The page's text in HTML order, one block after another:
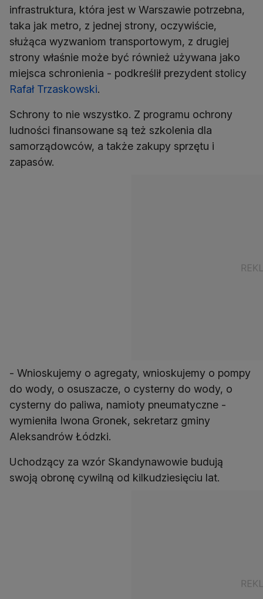
infrastruktura, która jest w Warszawie potrzebna,
taka jak metro, z jednej strony, oczywiście,
służąca wyzwaniom transportowym, z drugiej
strony właśnie może być również używana jako
miejsca schronienia - podkreślił prezydent stolicy
Rafał Trzaskowski.
Schrony to nie wszystko. Z programu ochrony
ludności finansowane są też szkolenia dla
samorządowców, a także zakupy sprzętu i
zapasów.
- Wnioskujemy o agregaty, wnioskujemy o pompy
do wody, o osuszacze, o cysterny do wody, o
cysterny do paliwa, namioty pneumatyczne -
wymieniła Iwona Gronek, sekretarz gminy
Aleksandrów Łódzki.
Uchodzący za wzór Skandynawowie budują
swoją obronę cywilną od kilkudziesięciu lat.